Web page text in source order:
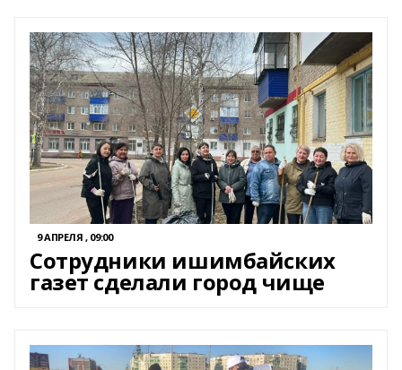
9 АПРЕЛЯ , 09:00
Сотрудники ишимбайских
газет сделали город чище